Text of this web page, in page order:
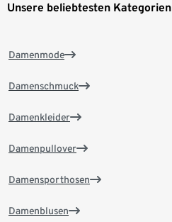
Unsere beliebtesten Kategorien
Damenmode
Damenschmuck
Damenkleider
Damenpullover
Damensporthosen
Damenblusen